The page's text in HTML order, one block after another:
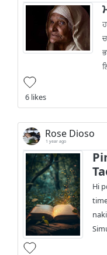
6 likes
Rose Dioso
1 year ago
Hi